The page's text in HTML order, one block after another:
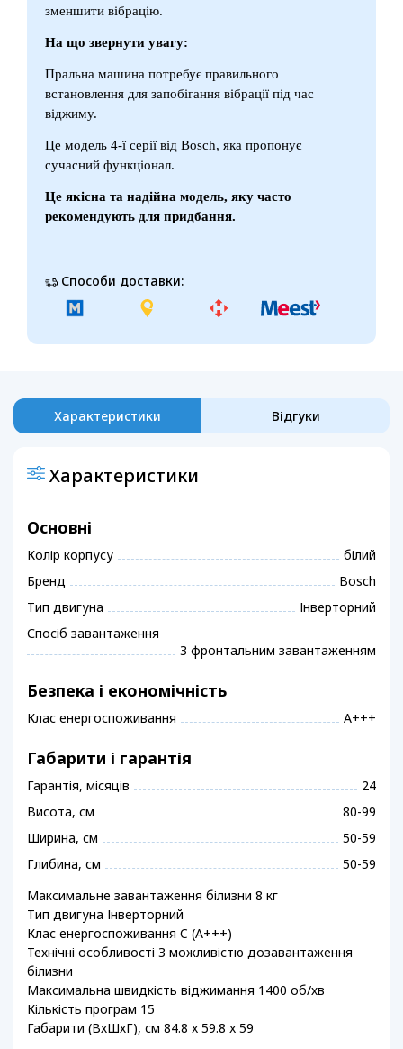
зменшити вібрацію.
На що звернути увагу:
Пральна машина потребує правильного
встановлення для запобігання вібрації під час
віджиму.
Це модель 4-ї серії від Bosch, яка пропонує
сучасний функціонал.
Це якісна та надійна модель, яку часто
рекомендують для придбання.
Способи доставки:
Характеристики Відгуки
Характеристики
Основні
Колір корпусу
білий
Бренд
Bosch
Тип двигуна
Інверторний
Спосіб завантаження
З фронтальним завантаженням
Безпека і економічність
Клас енергоспоживання A+++
Габарити і гарантія
Гарантія, місяців
24
Висота, см
80-99
Ширина, см
50-59
Глибина, см
50-59
Максимальне завантаження білизни 8 кг
Тип двигуна Інверторний
Клас енергоспоживання C (A+++)
Технічні особливості З можливістю дозавантаження
білизни
Максимальна швидкість віджимання 1400 об/хв
Кількість програм 15
Габарити (ВхШхГ), см 84.8 x 59.8 x 59